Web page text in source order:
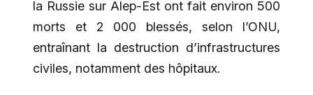
la Russie sur Alep-Est ont fait environ 500
morts et 2 000 blessés, selon l’ONU,
entraînant la destruction d’infrastructures
civiles, notamment des hôpitaux.